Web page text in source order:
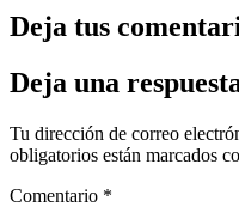
Deja tus
Deja una
Tu dirección de correo
obligatorios están marcados
Comentario *